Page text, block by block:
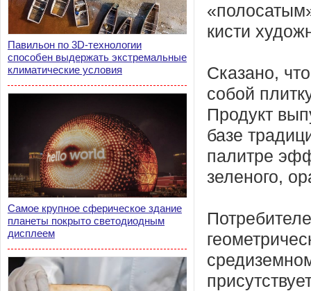
Павильон по 3D-технологии
способен выдержать экстремальные
климатические условия
Самое крупное сферическое здание
планеты покрыто светодиодным
дисплеем
кисти
Сказано,
собой
Продукт
базе
палитре
зеленого,